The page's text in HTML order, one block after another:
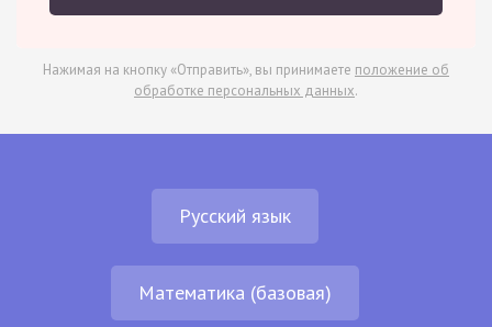
Нажимая на кнопку «Отправить», вы принимаете положение об
обработке персональных данных.
Русский язык
Математика (базовая)